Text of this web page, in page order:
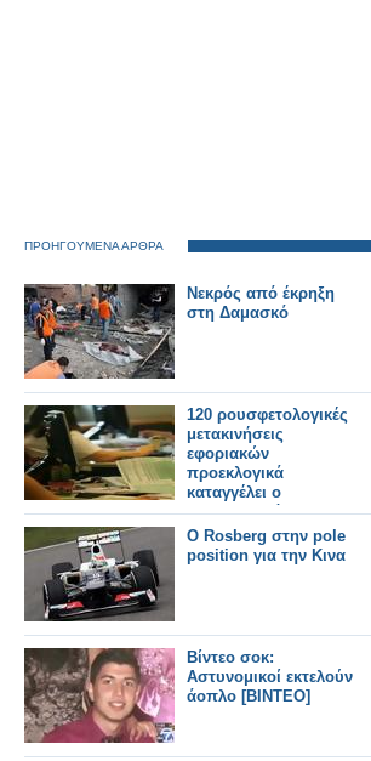
ΠΡΟΗΓΟΥΜΕΝΑ ΑΡΘΡΑ
Νεκρός από έκρηξη
στη Δαμασκό
120 ρουσφετολογικές
μετακινήσεις
εφοριακών
προεκλογικά
καταγγέλει ο
Συνασπισμός της
Αριστεράς
O Rosberg στην pole
position για την Κινα
Βίντεο σοκ:
Αστυνομικοί εκτελούν
άοπλο [ΒΙΝΤΕΟ]